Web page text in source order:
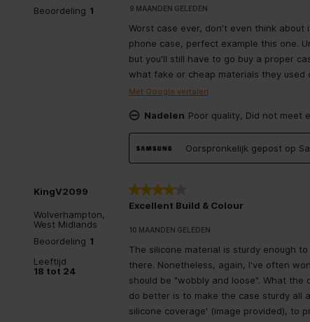
Beoordeling 1 9 MAANDEN GELEDEN
Worst case ever, don't even think about
phone case, perfect example this one.
but you'll still have to go buy a proper
what fake or cheap materials they used
Met Google vertalen
Nadelen Poor quality, Did not meet
Oorspronkelijk gepost op
KingV2099
Wolverhampton,
West Midlands
Beoordeling 1
Leeftijd
18 tot 24
4 van 5 sterren.
Excellent Build & Colour
10 MAANDEN GELEDEN
The silicone material is sturdy enough
there. Nonetheless, again, I've often
should be "wobbly and loose". What
do better is to make the case sturdy all
silicone coverage' (image provided), to